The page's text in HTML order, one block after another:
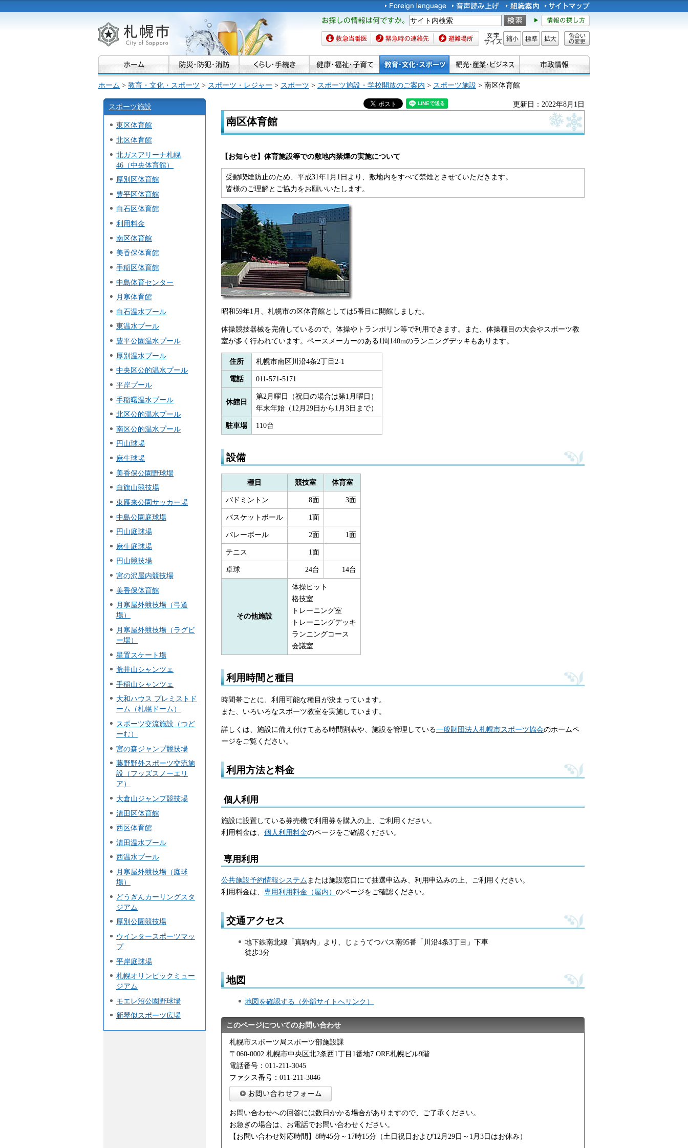
札幌市
お探しの情報は何です
か。
救急当番医 緊急時の連絡先 避難場所 文字サイズ
縮小 標準 拡大
色合い
ホーム > 教育・文化・スポーツ > スポーツ・レジャー > スポーツ > スポーツ施設・学校開放のご案内 > スポーツ施設 > 南区体育館
スポーツ施設
東区体育館
北区体育館
北ガスアリーナ札幌
46（中央体育館）
厚別区体育館
豊平区体育館
白石区体育館
利用料金
南区体育館
美香保体育館
手稲区体育館
中島体育センター
月寒体育館
白石温水プール
東温水プール
豊平公園温水プール
厚別温水プール
中央区公的温水プール
平岸プール
手稲曙温水プール
北区公的温水プール
南区公的温水プール
円山球場
麻生球場
美香保公園野球場
白旗山競技場
東雁来公園サッカー場
中島公園庭球場
円山庭球場
麻生庭球場
円山競技場
宮の沢屋内競技場
美香保体育館
月寒屋外競技場（弓道
場）
月寒屋外競技場（ラグビ
ー場）
星置スケート場
荒井山シャンツェ
手稲山シャンツェ
大和ハウス プレミストド
ーム（札幌ドーム）
スポーツ交流施設（つど
ーむ）
宮の森ジャンプ競技場
藤野野外スポーツ交流施
設（フッズスノーエリ
ア）
大倉山ジャンプ競技場
清田区体育館
西区体育館
清田温水プール
西温水プール
月寒屋外競技場（庭球
場）
どうぎんカーリングスタ
ジアム
厚別公園競技場
ウインタースポーツマッ
プ
平岸庭球場
札幌オリンピックミュー
ジアム
モエレ沼公園野球場
新琴似スポーツ広場
更新日：2022年8月1日
南区体育館
【お知らせ】体育施設等での敷地内禁煙の実施について
受動喫煙防止のため、平成31年1月1日より、敷地内をすべて禁煙とさせていただきます。
皆様のご理解とご協力をお願いいたします。
昭和59年1月、札幌市の区体育館としては5番目に開館しました。
体操競技器械を完備しているので、体操やトランポリン等で利用できます。また、体操種目の大会やスポーツ教
室が多く行われています。ペースメーカーのある1周140mのランニングデッキもあります。
住所 札幌市南区川沿4条2丁目2-1
電話 011-571-5171
休館日
第2月曜日（祝日の場合は第1月曜日）
年末年始（12月29日から1月3日まで）
駐車場 110台
設備
種目 競技室 体育室
バドミントン 8面 3面
バスケットボール 1面
バレーボール 2面 1面
テニス 1面
卓球 24台 14台
その他施設
体操ピット
格技室
トレーニング室
トレーニングデッキ
ランニングコース
会議室
利用時間と種目
時間帯ごとに、利用可能な種目が決まっています。
また、いろいろなスポーツ教室を実施しています。
詳しくは、施設に備え付けてある時間割表や、施設を管理している一般財団法人札幌市スポーツ協会のホームペ
ージをご覧ください。
利用方法と料金
個人利用
施設に設置している券売機で利用券を購入の上、ご利用ください。
利用料金は、 個人利用料金のページをご確認ください。
専用利用
公共施設予約情報システムまたは施設窓口にて抽選申込み、利用申込みの上、ご利用ください。
利用料金は、 専用利用料金（屋内） のページをご確認ください。
交通アクセス
地下鉄南北線「真駒内」より、じょうてつバス南95番「川沿4条3丁目」下車
徒歩3分
地図
地図を確認する（外部サイトへリンク）
このページについてのお問い合わせ
札幌市スポーツ局スポーツ部施設課
〒060-0002 札幌市中央区北2条西1丁目1番地7 ORE札幌ビル9階
電話番号：011-211-3045
ファクス番号：011-211-3046
お問い合わせへの回答には数日かかる場合がありますので、ご了承ください。
お急ぎの場合は、お電話でお問い合わせください。
【お問い合わせ対応時間】8時45分～17時15分（土日祝日および12月29日～1月3日はお休み）